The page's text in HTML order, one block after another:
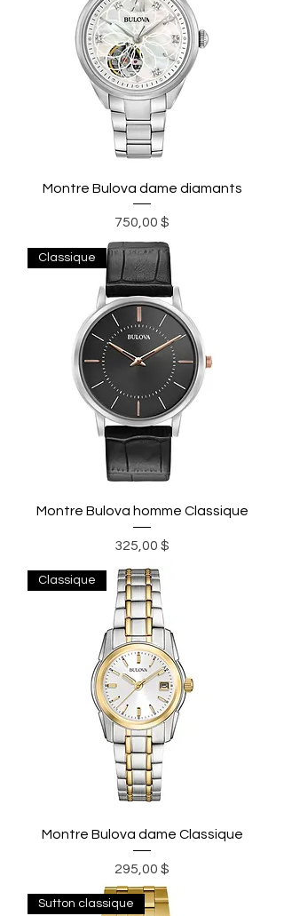
Montre Bulova dame diamants
Prix
750,00 $
Classique
Montre Bulova homme Classique
Prix
325,00 $
Classique
Montre Bulova dame Classique
Prix
295,00 $
Sutton classique